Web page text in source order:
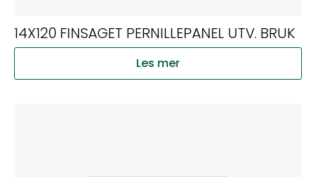
14X120 FINSAGET PERNILLEPANEL UTV. BRUK
Les mer